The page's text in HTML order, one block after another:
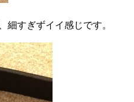
細すぎずイイ感じです。